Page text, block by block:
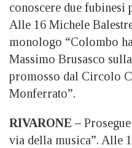
conoscere due
Alle 16 Michele
monologo “Colombo
Massimo Brusasco
promosso dal Circolo
Monferrato”.
RIVARONE –
via della musica”. Alle